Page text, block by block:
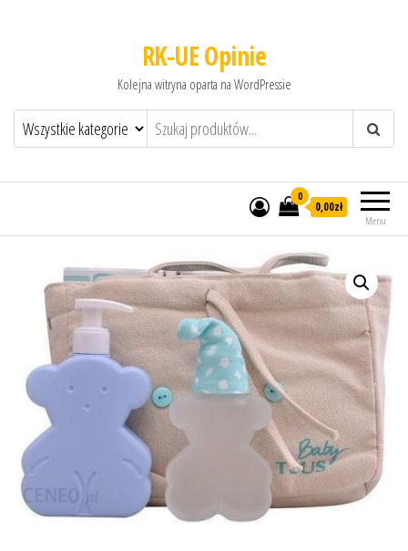
RK-UE Opinie
Kolejna witryna oparta na WordPressie
Menu
0
0,00zł